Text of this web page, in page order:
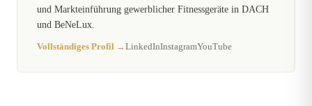
und Markteinführung gewerblicher Fitnessgeräte in DACH
und BeNeLux.
Vollständiges Profil →LinkedInInstagramYouTube